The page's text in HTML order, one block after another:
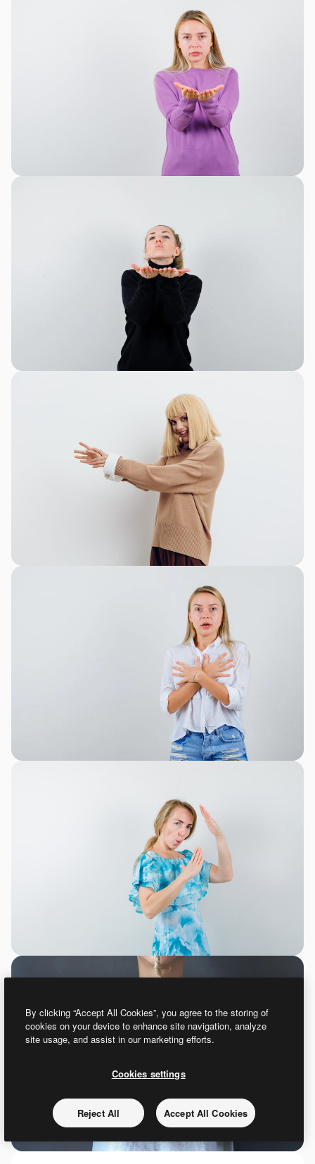
By clicking “Accept All Cookies”, you agree to the storing of
cookies on your device to enhance site navigation, analyze
site usage, and assist in our marketing efforts.
Cookies settings
Reject All Accept All Cookies